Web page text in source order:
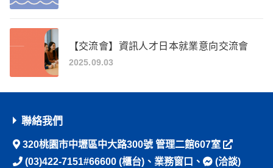
【交流會】資訊人才日本就業意向交流會
2025.09.03
聯絡我們
320桃園市中壢區中大路300號 管理二館607室
(03)422-7151#66600 (櫃台)、 業務窗口 、
(洽談)